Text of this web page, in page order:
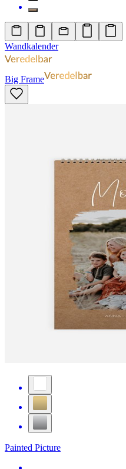
Wandkalender
Big Frame
Painted Picture